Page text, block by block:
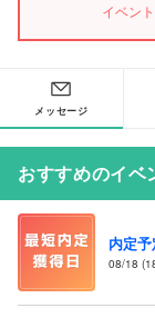
イベン
メッセージ
おすすめのイベ
内定
08/18